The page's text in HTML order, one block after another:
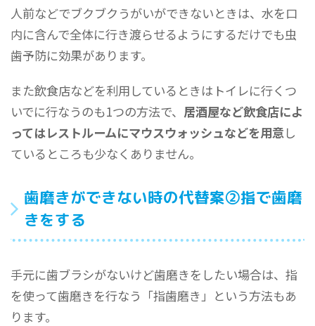
人前などでブクブクうがいができないときは、水を口
内に含んで全体に行き渡らせるようにするだけでも虫
歯予防に効果があります。
また飲食店などを利用しているときはトイレに行くつ
いでに行なうのも1つの方法で、 居酒屋など飲食店によ
ってはレストルームにマウスウォッシュなどを用意し
ているところも少なくありません。
歯磨きができない時の代替案②指で歯磨
きをする
手元に歯ブラシがないけど歯磨きをしたい場合は、指
を使って歯磨きを行なう「指歯磨き」という方法もあ
ります。